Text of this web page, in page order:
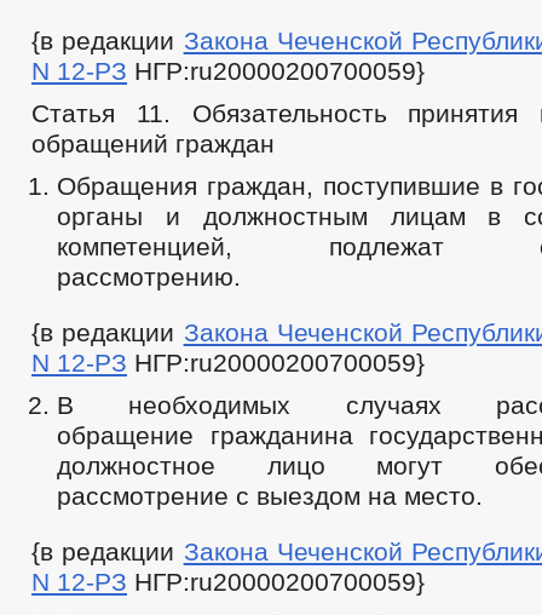
{в редакции Закона Чеченской
N 12-РЗ НГР:ru20000200700059}
Статья 11. Обязательность принятия
обращений граждан
Обращения граждан, поступившие в
органы и должностным лицам в
компетенцией, подлежат
рассмотрению.
{в редакции Закона Чеченской
N 12-РЗ НГР:ru20000200700059}
В необходимых случаях
обращение гражданина
должностное лицо могут
рассмотрение с выездом на место.
{в редакции Закона Чеченской
N 12-РЗ НГР:ru20000200700059}